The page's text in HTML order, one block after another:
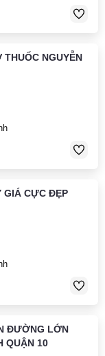
THUỐC NGUYỄN
GIÁ CỰC ĐẸP
ĐƯỜNG LỚN
QUẬN 10